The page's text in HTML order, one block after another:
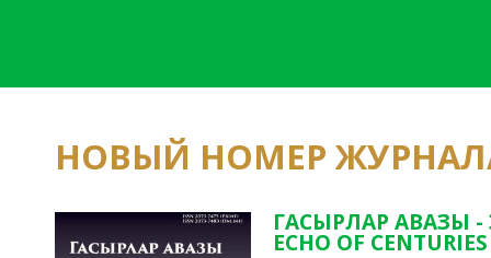
НОВЫЙ НОМЕР
ГАСЫРЛАР АВАЗЫ -
ECHO OF